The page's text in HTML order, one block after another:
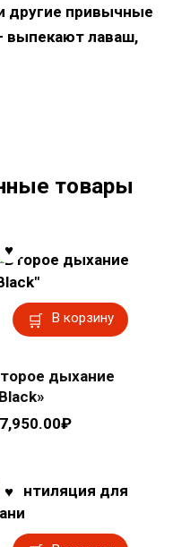
другие привычные
выпекают лаваш,
товары
В корзину
дыхание
₽